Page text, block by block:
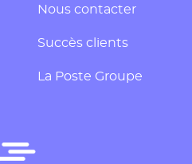
Nous contacter
Succès clients
La Poste Groupe